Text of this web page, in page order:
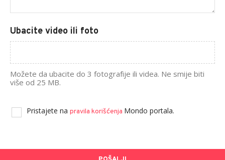
Ubacite video ili foto
Možete da ubacite do 3 fotografije ili videa. Ne smije biti
više od 25 MB.
Pristajete na pravila korišćenja Mondo portala.